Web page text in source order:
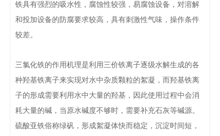
铁具有强烈的吸水性，腐蚀性较强，易腐蚀设备，对溶解
和投加设备的防腐要求较高，具有刺激性气味，操作条件
较差。
三氯化铁的作用机理是利用三价铁离子逐级水解生成的各
种羟基铁离子来实现对水中杂质颗粒的絮凝，而羟基铁离
子的形成需要利用水中大量的羟基，因此使用过程中会消
耗大量的碱，当原水碱度不够时，需要补充石灰等碱源。
硫酸亚铁俗称绿矾，形成絮凝体快而稳定，沉淀时间短，